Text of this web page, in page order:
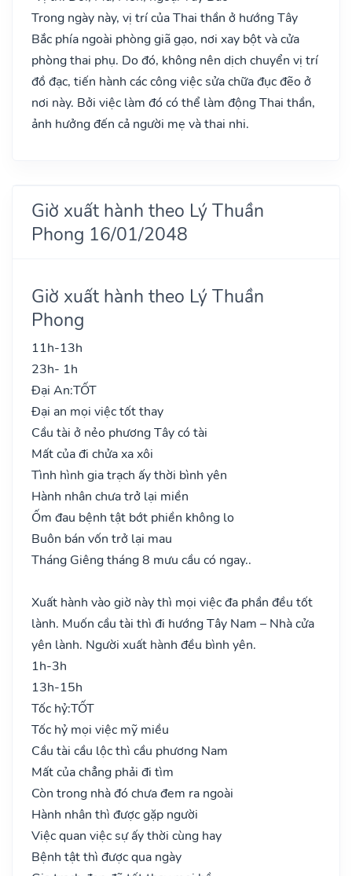
Trong ngày này, vị trí của Thai thần ở hướng Tây
Bắc phía ngoài phòng giã gạo, nơi xay bột và cửa
phòng thai phụ. Do đó, không nên dịch chuyển vị trí
đồ đạc, tiến hành các công việc sửa chữa đục đẽo ở
nơi này. Bởi việc làm đó có thể làm động Thai thần,
ảnh hưởng đến cả người mẹ và thai nhi.
Giờ xuất hành theo Lý Thuần
Phong 16/01/2048
Giờ xuất hành theo Lý Thuần
Phong
11h-13h
23h- 1h
Đại An:TỐT
Đại an mọi việc tốt thay
Cầu tài ở nẻo phương Tây có tài
Mất của đi chửa xa xôi
Tình hình gia trạch ấy thời bình yên
Hành nhân chưa trở lại miền
Ốm đau bệnh tật bớt phiền không lo
Buôn bán vốn trở lại mau
Tháng Giêng tháng 8 mưu cầu có ngay..
Xuất hành vào giờ này thì mọi việc đa phần đều tốt
lành. Muốn cầu tài thì đi hướng Tây Nam – Nhà cửa
yên lành. Người xuất hành đều bình yên.
1h-3h
13h-15h
Tốc hỷ:TỐT
Tốc hỷ mọi việc mỹ miều
Cầu tài cầu lộc thì cầu phương Nam
Mất của chẳng phải đi tìm
Còn trong nhà đó chưa đem ra ngoài
Hành nhân thì được gặp người
Việc quan việc sự ấy thời cùng hay
Bệnh tật thì được qua ngày